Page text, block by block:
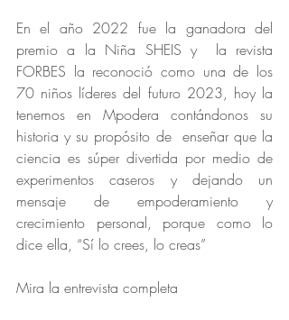
En el año 2022 fue la ganadora del
premio a la Niña SHEIS y  la revista
FORBES la reconoció como una de los
70 niños líderes del futuro 2023, hoy la
tenemos en Mpodera contándonos su
historia y su propósito de  enseñar que la
ciencia es súper divertida por medio de
experimentos caseros y dejando un
mensaje de empoderamiento y
crecimiento personal, porque como lo
dice ella, “Sí lo crees, lo creas”
Mira la entrevista completa